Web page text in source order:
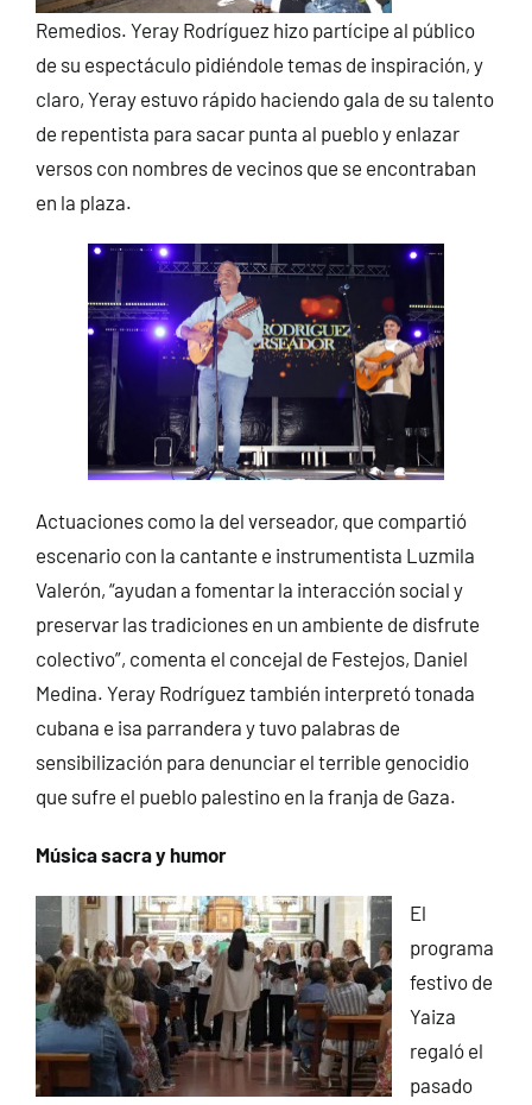
Remedios. Yeray Rodríguez hizo partícipe al público
de su espectáculo pidiéndole temas de inspiración, y
claro, Yeray estuvo rápido haciendo gala de su talento
de repentista para sacar punta al pueblo y enlazar
versos con nombres de vecinos que se encontraban
en la plaza.
Actuaciones como la del verseador, que compartió
escenario con la cantante e instrumentista Luzmila
Valerón, “ayudan a fomentar la interacción social y
preservar las tradiciones en un ambiente de disfrute
colectivo”, comenta el concejal de Festejos, Daniel
Medina. Yeray Rodríguez también interpretó tonada
cubana e isa parrandera y tuvo palabras de
sensibilización para denunciar el terrible genocidio
que sufre el pueblo palestino en la franja de Gaza.
Música sacra y humor
El
programa
festivo de
Yaiza
regaló el
pasado